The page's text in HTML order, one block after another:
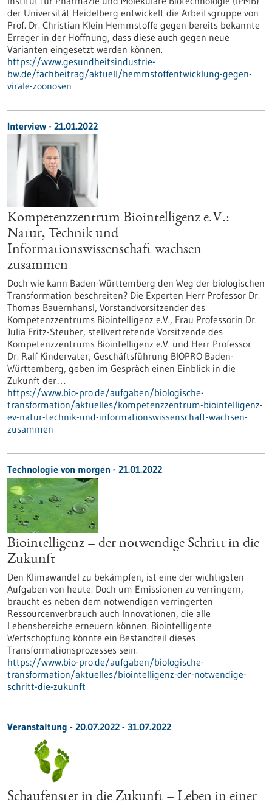
der Universität Heidelberg entwickelt die Arbeitsgruppe von
Prof. Dr. Christian Klein Hemmstoffe gegen bereits bekannte
Erreger in der Hoffnung, dass diese auch gegen neue
Varianten eingesetzt werden können.
https://www.gesundheitsindustrie-
bw.de/fachbeitrag/aktuell/hemmstoffentwicklung-gegen-
virale-zoonosen
Interview - 21.01.2022
Kompetenzzentrum Biointelligenz e.V.:
Natur, Technik und
Informationswissenschaft wachsen
zusammen
Doch wie kann Baden-Württemberg den Weg der biologischen
Transformation beschreiten? Die Experten Herr Professor Dr.
Thomas Bauernhansl, Vorstandvorsitzender des
Kompetenzzentrums Biointelligenz e.V., Frau Professorin Dr.
Julia Fritz-Steuber, stellvertretende Vorsitzende des
Kompetenzzentrums Biointelligenz e.V. und Herr Professor
Dr. Ralf Kindervater, Geschäftsführung BIOPRO Baden-
Württemberg, geben im Gespräch einen Einblick in die
Zukunft der…
https://www.bio-pro.de/aufgaben/biologische-
transformation/aktuelles/kompetenzzentrum-biointelligenz-
ev-natur-technik-und-informationswissenschaft-wachsen-
zusammen
Technologie von morgen - 21.01.2022
Biointelligenz – der notwendige Schritt in die
Zukunft
Den Klimawandel zu bekämpfen, ist eine der wichtigsten
Aufgaben von heute. Doch um Emissionen zu verringern,
braucht es neben dem notwendigen verringerten
Ressourcenverbrauch auch Innovationen, die alle
Lebensbereiche erneuern können. Biointelligente
Wertschöpfung könnte ein Bestandteil dieses
Transformationsprozesses sein.
https://www.bio-pro.de/aufgaben/biologische-
transformation/aktuelles/biointelligenz-der-notwendige-
schritt-die-zukunft
Veranstaltung - 20.07.2022 - 31.07.2022
Schaufenster in die Zukunft – Leben in einer